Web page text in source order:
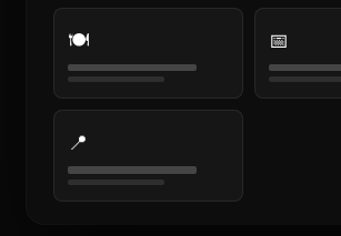
🍽️ 📅
📍